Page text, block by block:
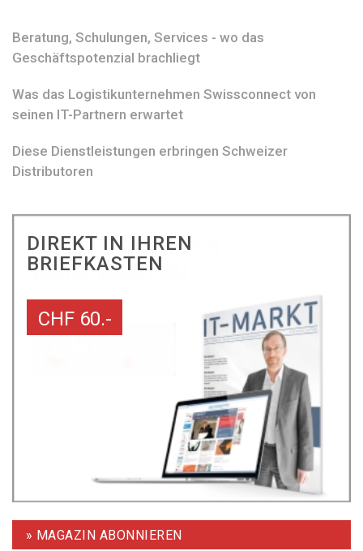
Beratung, Schulungen, Services - wo das
Geschäftspotenzial brachliegt
Was das Logistikunternehmen Swissconnect von
seinen IT-Partnern erwartet
Diese Dienstleistungen erbringen Schweizer
Distributoren
DIREKT IN IHREN
BRIEFKASTEN
CHF 60.-
» MAGAZIN ABONNIEREN